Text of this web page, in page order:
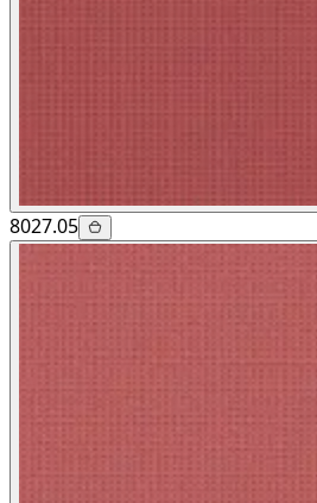
8027.05